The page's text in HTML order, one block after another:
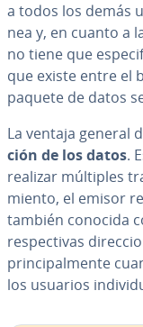
a todos los demás
nea y, en cuanto a
no tiene que
que existe entre el
paquete de datos
La ventaja general
ción de los datos.
realizar múltiples
mie­n­to, el emisor
también conocida
re­s­pe­c­ti­vas
pri­n­ci­pa­l­me­n­te
los usuarios